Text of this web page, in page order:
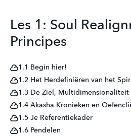
Les 1: Soul
Principes
1.1 Begin hier!
1.2 Het Herdefiniëren van het
1.3 De Ziel, Multidimensionaliteit
1.4 Akasha Kronieken en
1.5 Je Referentiekader
1.6 Pendelen